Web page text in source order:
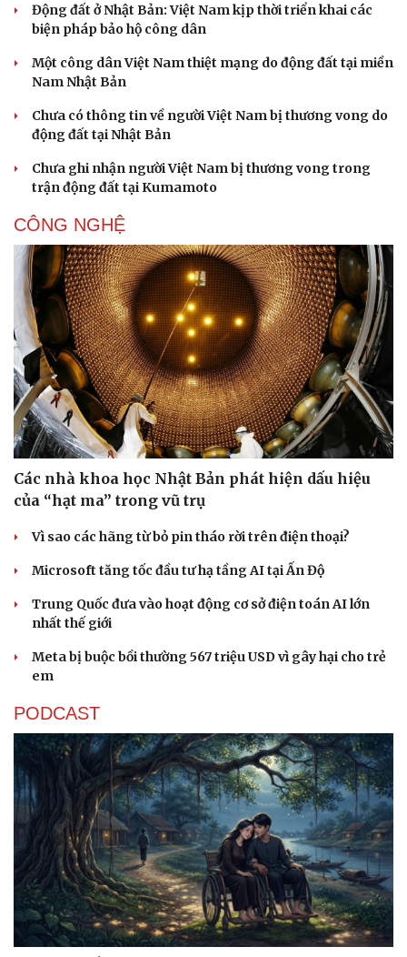
Thể thao
Bóng đá
Lịch thi đấu bóng đá
Thế giới thể thao
eSports
Hậu trường
Ô tô - Xe máy
Ô tô
Xe máy
Tư vấn
Động đất ở Nhật Bản: Việt Nam kịp thời triển khai các
biện pháp bảo hộ công dân
Một công dân Việt Nam thiệt mạng do động đất tại miền
Nam Nhật Bản
Chưa có thông tin về người Việt Nam bị thương vong do
động đất tại Nhật Bản
Chưa ghi nhận người Việt Nam bị thương vong trong
trận động đất tại Kumamoto
CÔNG NGHỆ
Các nhà khoa học Nhật Bản phát hiện dấu hiệu
của “hạt ma” trong vũ trụ
Vì sao các hãng từ bỏ pin tháo rời trên điện thoại?
Microsoft tăng tốc đầu tư hạ tầng AI tại Ấn Độ
Trung Quốc đưa vào hoạt động cơ sở điện toán AI lớn
nhất thế giới
Meta bị buộc bồi thường 567 triệu USD vì gây hại cho trẻ
em
PODCAST